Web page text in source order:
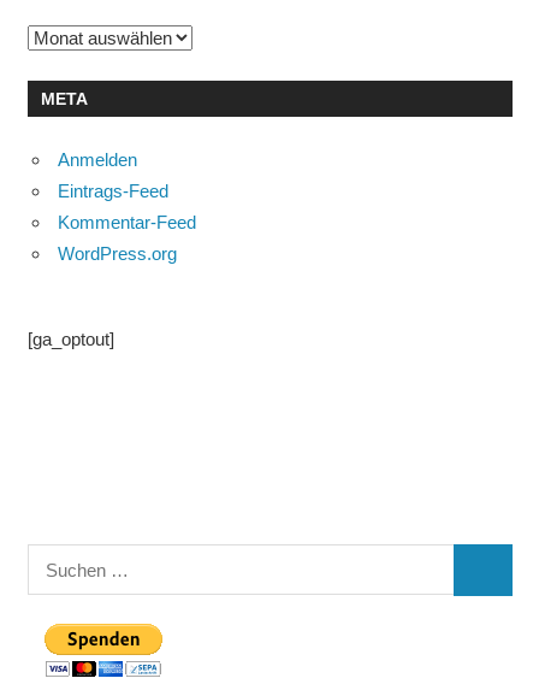
Archiv
META
Anmelden
Eintrags-Feed
Kommentar-Feed
WordPress.org
[ga_optout]
nach: